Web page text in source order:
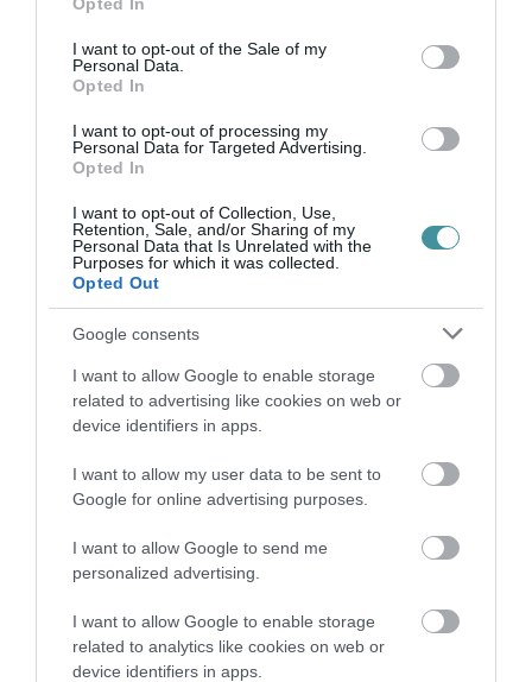
use your data for below specified purposes in below Google
consent section.
I want to opt-out of the Sale of my
Personal Data.
Opted In
I want to opt-out of processing my
Personal Data for Targeted Advertising.
Opted In
I want to opt-out of Collection, Use,
Retention, Sale, and/or Sharing of my
Personal Data that Is Unrelated with the
Purposes for which it was collected.
Opted Out
Google consents
I want to allow Google to enable storage
related to advertising like cookies on web or
device identifiers in apps.
I want to allow my user data to be sent to
Google for online advertising purposes.
I want to allow Google to send me
personalized advertising.
I want to allow Google to enable storage
related to analytics like cookies on web or
device identifiers in apps.
BAKA ANDRÁST JELÖLI KÖZTÁRSASÁGI
ÚJ MAGYAR KÜLÜGYI STRATÉGIA KÉSZÜL,
2026. augusztus 08|Mindenki ügye
TATA ELBŰVÖLŐ LÁTVÁNYOSSÁGAI,
AMIKÉRT ÉRDEMES MEGNÉZNI
2026. augusztus 08